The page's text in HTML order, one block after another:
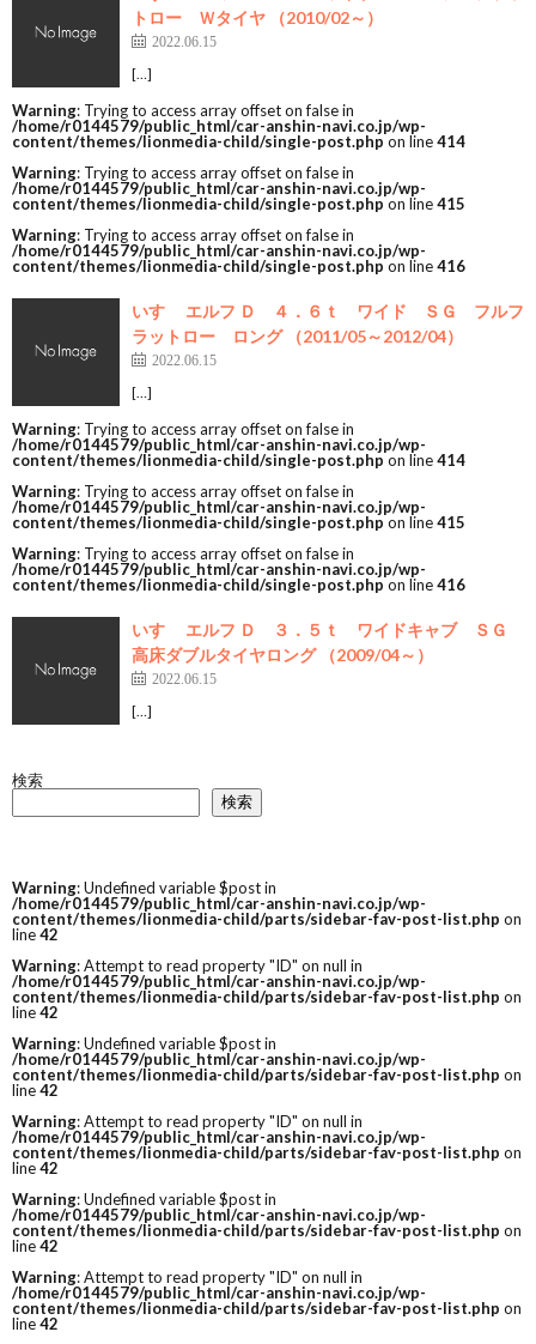
トロー Ｗタイヤ （2010/02～）
2022.06.15
[…]
Warning: Trying to access array offset on false in
/home/r0144579/public_html/car-anshin-navi.co.jp/wp-
content/themes/lionmedia-child/single-post.php on line414
Warning: Trying to access array offset on false in
/home/r0144579/public_html/car-anshin-navi.co.jp/wp-
content/themes/lionmedia-child/single-post.php on line415
Warning: Trying to access array offset on false in
/home/r0144579/public_html/car-anshin-navi.co.jp/wp-
content/themes/lionmedia-child/single-post.php on line416
いすゞ エルフ Ｄ ４．６ｔ ワイド ＳＧ フルフ
ラットロー ロング （2011/05～2012/04）
2022.06.15
[…]
Warning: Trying to access array offset on false in
/home/r0144579/public_html/car-anshin-navi.co.jp/wp-
content/themes/lionmedia-child/single-post.php on line414
Warning: Trying to access array offset on false in
/home/r0144579/public_html/car-anshin-navi.co.jp/wp-
content/themes/lionmedia-child/single-post.php on line415
Warning: Trying to access array offset on false in
/home/r0144579/public_html/car-anshin-navi.co.jp/wp-
content/themes/lionmedia-child/single-post.php on line416
いすゞ エルフ Ｄ ３．５ｔ ワイドキャブ ＳＧ
高床ダブルタイヤロング （2009/04～）
2022.06.15
[…]
検索
検索
Warning: Undefined variable $post in
/home/r0144579/public_html/car-anshin-navi.co.jp/wp-
content/themes/lionmedia-child/parts/sidebar-fav-post-list.php on
line42
Warning: Attempt to read property "ID" on null in
/home/r0144579/public_html/car-anshin-navi.co.jp/wp-
content/themes/lionmedia-child/parts/sidebar-fav-post-list.php on
line42
Warning: Undefined variable $post in
/home/r0144579/public_html/car-anshin-navi.co.jp/wp-
content/themes/lionmedia-child/parts/sidebar-fav-post-list.php on
line42
Warning: Attempt to read property "ID" on null in
/home/r0144579/public_html/car-anshin-navi.co.jp/wp-
content/themes/lionmedia-child/parts/sidebar-fav-post-list.php on
line42
Warning: Undefined variable $post in
/home/r0144579/public_html/car-anshin-navi.co.jp/wp-
content/themes/lionmedia-child/parts/sidebar-fav-post-list.php on
line42
Warning: Attempt to read property "ID" on null in
/home/r0144579/public_html/car-anshin-navi.co.jp/wp-
content/themes/lionmedia-child/parts/sidebar-fav-post-list.php on
line42